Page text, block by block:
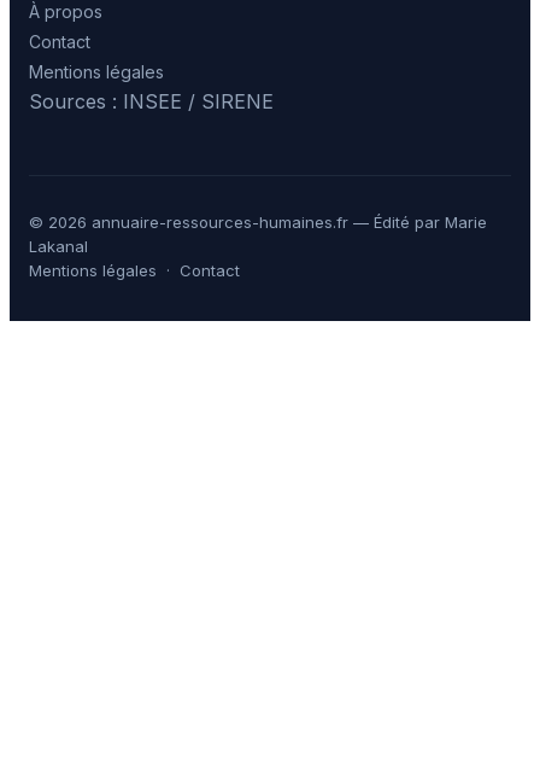
À propos
Contact
Mentions légales
Sources : INSEE / SIRENE
© 2026 annuaire-ressources-humaines.fr — Édité par Marie
Lakanal
Mentions légales · Contact